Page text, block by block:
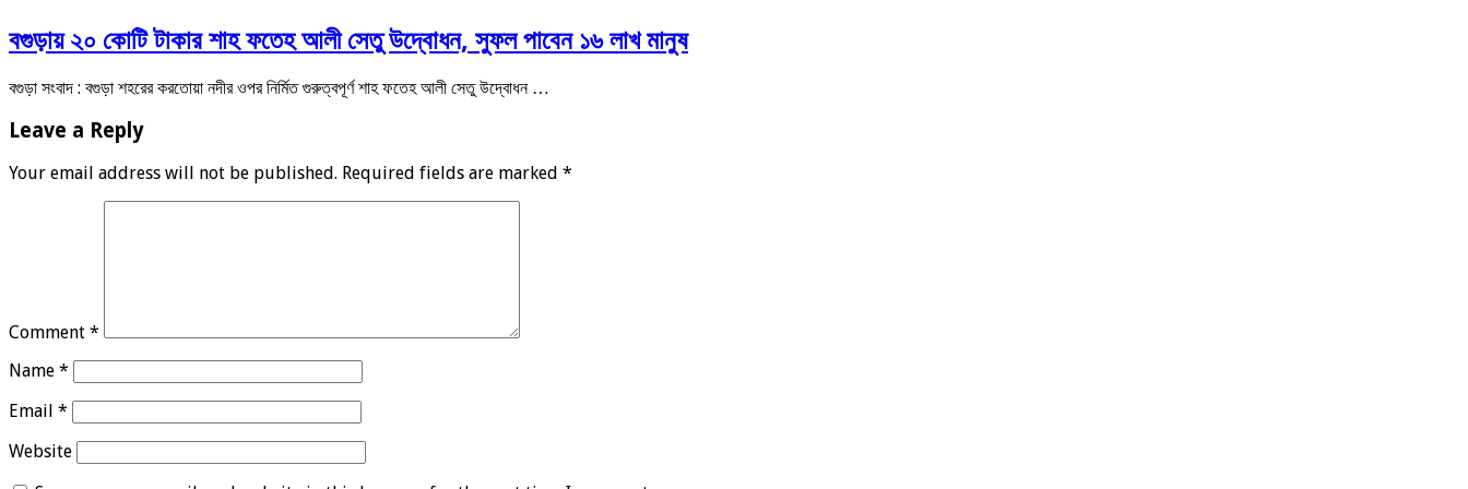
বগুড়ায় ২০ কোটি টাকার শাহ ফতেহ আলী সেতু উদ্বোধন, সুফল পাবেন ১৬ লাখ মানুষ
বগুড়া সংবাদ : বগুড়া শহরের করতোয়া নদীর ওপর নির্মিত গুরুত্বপূর্ণ শাহ ফতেহ আলী সেতু উদ্বোধন …
Leave a Reply
Your email address will not be published. Required fields are marked *
Comment *
Name *
Email *
Website